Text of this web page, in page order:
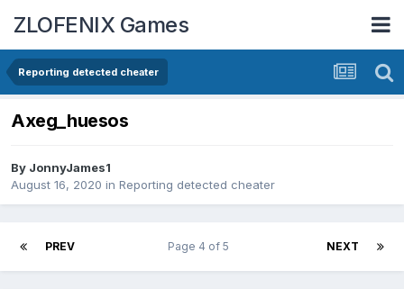
ZLOFENIX Games
Reporting detected cheater
Axeg_huesos
By JonnyJames1
August 16, 2020 in Reporting detected cheater
PREV NEXT
Page 4 of 5